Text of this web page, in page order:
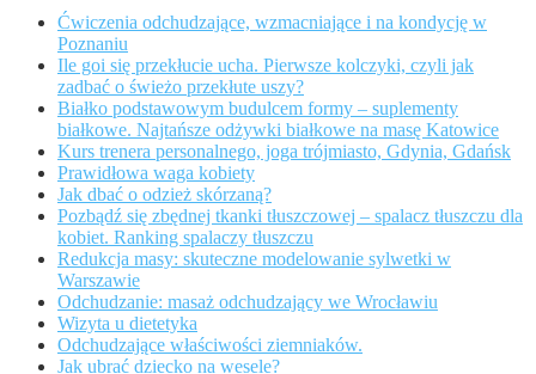
Ćwiczenia odchudzające, wzmacniające i na kondycję w
Poznaniu
Ile goi się przekłucie ucha. Pierwsze kolczyki, czyli jak
zadbać o świeżo przekłute uszy?
Białko podstawowym budulcem formy – suplementy
białkowe. Najtańsze odżywki białkowe na masę Katowice
Kurs trenera personalnego, joga trójmiasto, Gdynia, Gdańsk
Prawidłowa waga kobiety
Jak dbać o odzież skórzaną?
Pozbądź się zbędnej tkanki tłuszczowej – spalacz tłuszczu dla
kobiet. Ranking spalaczy tłuszczu
Redukcja masy: skuteczne modelowanie sylwetki w
Warszawie
Odchudzanie: masaż odchudzający we Wrocławiu
Wizyta u dietetyka
Odchudzające właściwości ziemniaków.
Jak ubrać dziecko na wesele?